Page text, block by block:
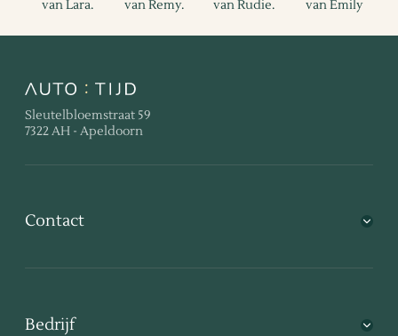
Sleutelbloemstraat 59
7322 AH - Apeldoorn
Contact
Bedrijf